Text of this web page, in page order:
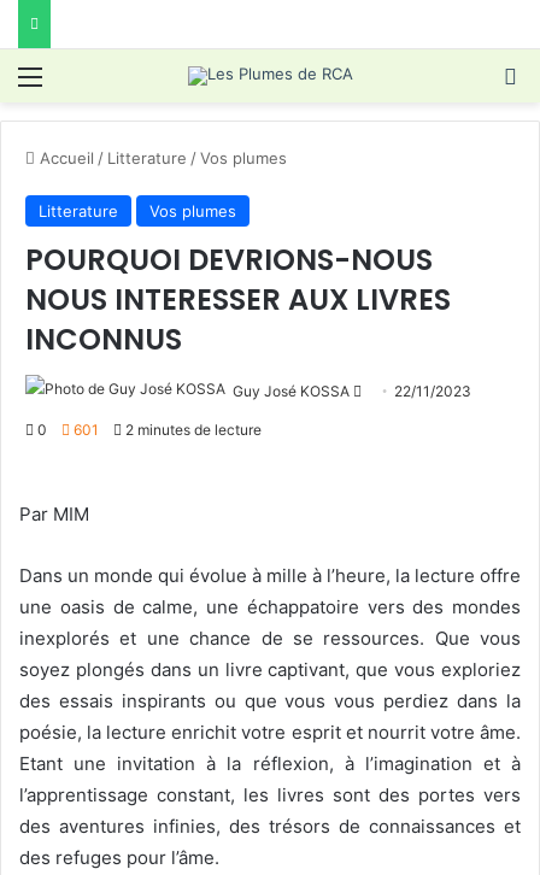
Menu
Accueil / Litterature /Vos plumes
Litterature Vos plumes
POURQUOI DEVRIONS-NOUS
NOUS INTERESSER AUX LIVRES
INCONNUS
Guy José KOSSA
Envoyer22/11/2023
0 601 2 minutes de lecture
Par MIM
Dans un monde qui évolue à mille à l’heure, la lecture offre
une oasis de calme, une échappatoire vers des mondes
inexplorés et une chance de se ressources. Que vous
soyez plongés dans un livre captivant, que vous exploriez
des essais inspirants ou que vous vous perdiez dans la
poésie, la lecture enrichit votre esprit et nourrit votre âme.
Etant une invitation à la réflexion, à l’imagination et à
l’apprentissage constant, les livres sont des portes vers
des aventures infinies, des trésors de connaissances et
des refuges pour l’âme.